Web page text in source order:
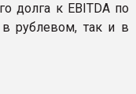
долга к EBITDA по
в рублевом, так и в